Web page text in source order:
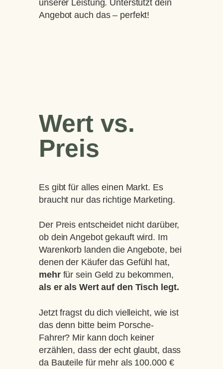
unserer Leistung. Unterstützt dein
Angebot auch das – perfekt!
Wert vs.
Preis
Es gibt für alles einen Markt. Es
braucht nur das richtige Marketing.
Der Preis entscheidet nicht darüber,
ob dein Angebot gekauft wird. Im
Warenkorb landen die Angebote, bei
denen der Käufer das Gefühl hat,
mehrfür sein Geld zu bekommen,
als er als Wert auf den Tisch legt.
Jetzt fragst du dich vielleicht, wie ist
das denn bitte beim Porsche-
Fahrer? Mir kann doch keiner
erzählen, dass der echt glaubt, dass
da Bauteile für mehr als 100.000 €